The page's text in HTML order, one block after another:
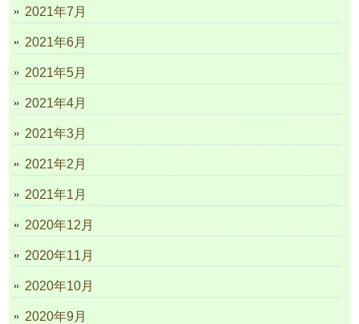
2021年7月
2021年6月
2021年5月
2021年4月
2021年3月
2021年2月
2021年1月
2020年12月
2020年11月
2020年10月
2020年9月